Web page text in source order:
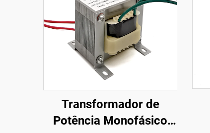
Transformador de
Potência Monofásico